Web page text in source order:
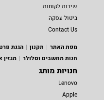
שירות לקוחות
ביטול עסקה
Contact Us
מפת האתר
תקנון הגנת
חנות מחשבים וסלולר
מגזין
חנויות מותג
Lenovo
Apple